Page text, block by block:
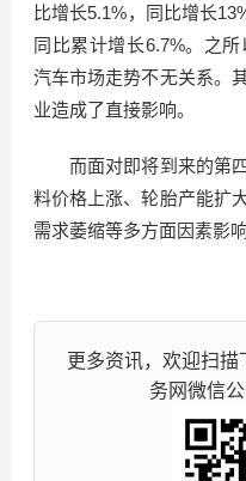
比增长5.1%，同比增长
同比累计增长6.7%。之
汽车市场走势不无关系。
业造成了直接影响。
而面对即将到来的第四
料价格上涨、轮胎产能扩
需求萎缩等多方面因素影
更多资讯，欢迎扫
务网微信